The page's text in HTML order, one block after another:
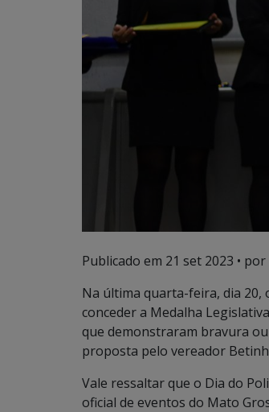
Publicado em 21 set 2023 •
Na última quarta-feira, dia 20,
conceder a Medalha
que demonstraram bravura
proposta pelo vereador
Vale ressaltar que o Dia do
oficial de eventos do Mato